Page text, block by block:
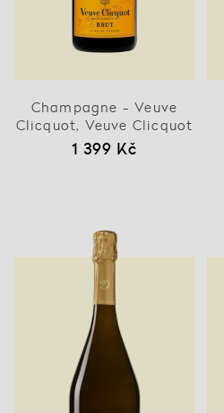
Champagne - Veuve
Clicquot, Veuve Clicquot
1 399 Kč